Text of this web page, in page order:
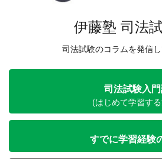
伊藤塾 司法
司法試験のコラムを発信し
司法試験入
(はじめて学習す
すでに学習経験